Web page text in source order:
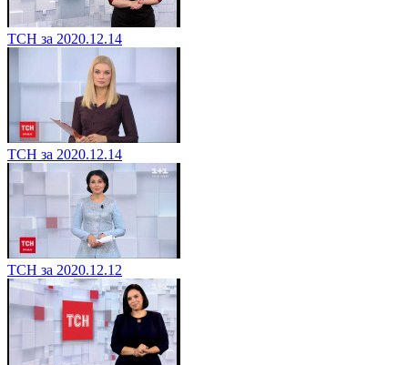
ТСН за 2020.12.14
ТСН за 2020.12.14
ТСН за 2020.12.12